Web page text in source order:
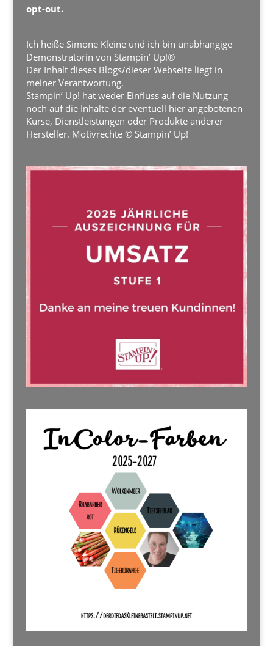
opt-out.
Ich heiße Simone Kleine und ich bin unabhängige
Demonstratorin von Stampin’ Up!®
Der Inhalt dieses Blogs/dieser Webseite liegt in
meiner Verantwortung.
Stampin’ Up! hat weder Einfluss auf die Nutzung
noch auf die Inhalte der eventuell hier angebotenen
Kurse, Dienstleistungen oder Produkte anderer
Hersteller. Motivrechte © Stampin’ Up!